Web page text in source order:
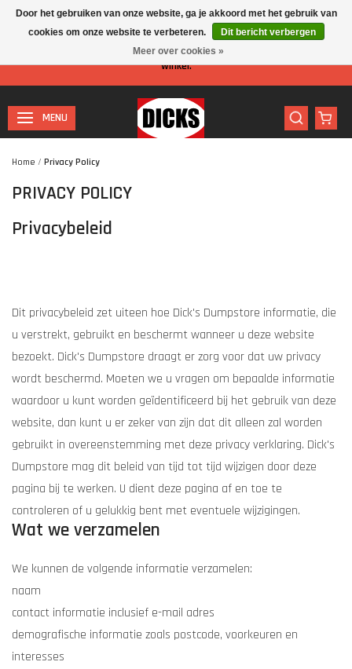
Let op: I.v.m. de zomervakantie is er minder personeel aanwezig in de
winkel.
MENU
Home / Privacy Policy
PRIVACY POLICY
Privacybeleid
Dit privacybeleid zet uiteen hoe Dick's Dumpstore informatie, die
u verstrekt, gebruikt en beschermt wanneer u deze website
bezoekt. Dick's Dumpstore draagt er zorg voor dat uw privacy
wordt beschermd. Moeten we u vragen om bepaalde informatie
waardoor u kunt worden geïdentificeerd bij het gebruik van deze
website, dan kunt u er zeker van zijn dat dit alleen zal worden
gebruikt in overeenstemming met deze privacy verklaring. Dick's
Dumpstore mag dit beleid van tijd tot tijd wijzigen door deze
pagina bij te werken. U dient deze pagina af en toe te
controleren of u gelukkig bent met eventuele wijzigingen.
Wat we verzamelen
We kunnen de volgende informatie verzamelen:
naam
contact informatie inclusief e-mail adres
demografische informatie zoals postcode, voorkeuren en
interesses
Door het gebruiken van onze website, ga je akkoord met het gebruik van
cookies om onze website te verbeteren.
Dit bericht verbergen
Meer over cookies »